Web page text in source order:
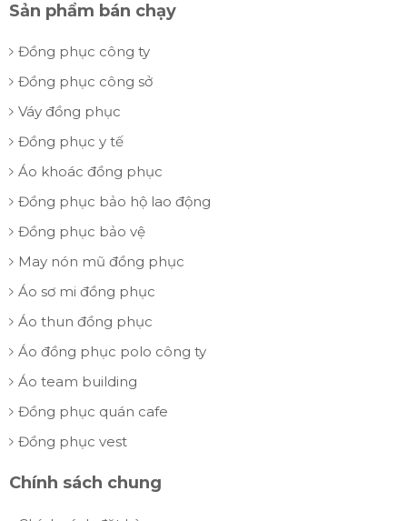
Sản phẩm bán chạy
Đồng phục công ty
Đồng phục công sở
Váy đồng phục
Đồng phục y tế
Áo khoác đồng phục
Đồng phục bảo hộ lao động
Đồng phục bảo vệ
May nón mũ đồng phục
Áo sơ mi đồng phục
Áo thun đồng phục
Áo đồng phục polo công ty
Áo team building
Đồng phục quán cafe
Đồng phục vest
Chính sách chung